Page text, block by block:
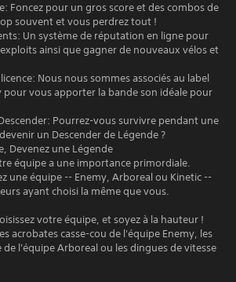
Foncez pour un gros score et des combos de
souvent et vous perdrez tout !
Un système de réputation en ligne pour
ainsi que gagner de nouveaux vélos et
Nous nous sommes associés au label
pour vous apporter la bande son idéale pour
Pourrez-vous survivre pendant une
un Descender de Légende ?
Devenez une Légende
équipe a une importance primordiale.
une équipe -- Enemy, Arboreal ou Kinetic --
ayant choisi la même que vous.
votre équipe, et soyez à la hauteur !
acrobates casse-cou de l'équipe Enemy, les
l'équipe Arboreal ou les dingues de vitesse